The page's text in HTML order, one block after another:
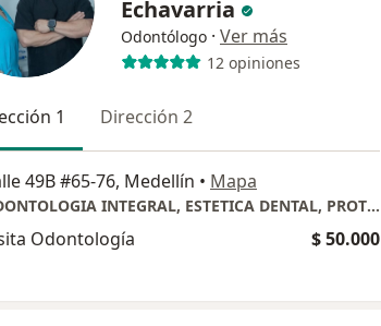
Echavarria
Odontólogo · Ver más
12 opiniones
1 Dirección 2
49B #65-76, Medellín • Mapa
ODONTOLOGIA INTEGRAL, ESTETICA DENTAL, PROTESIS
Odontología $ 50.000